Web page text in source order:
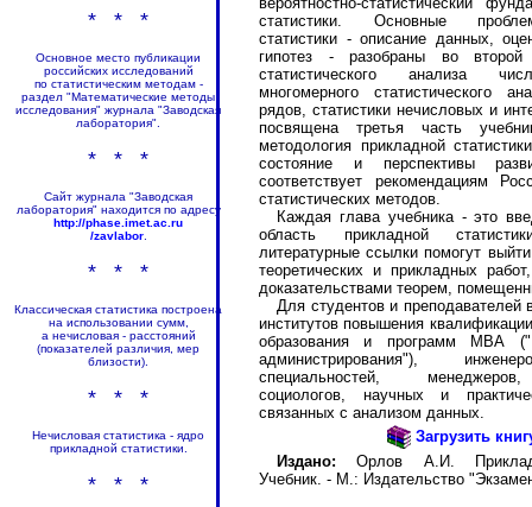
* * *
Основное место публикации
российских исследований
по статистическим методам -
раздел "Математические методы
исследования" журнала "Заводская
лаборатория".
* * *
Сайт журнала "Заводская
лаборатория" находится по адресу
http://phase.imet.ac.ru
/zavlabor.
* * *
Классическая статистика построена
на использовании сумм,
а нечисловая - расстояний
(показателей различия, мер
близости).
* * *
Нечисловая статистика - ядро
прикладной статистики.
* * *
статистики. Основные
статистики - описание данных,
гипотез - разобраны во
статистического анализа
многомерного статистического
рядов, статистики нечисловых и
посвящена третья часть
методология прикладной
состояние и перспективы
соответствует рекомендациям
статистических методов.
Каждая глава учебника - это
область прикладной
литературные ссылки помогут
теоретических и прикладных
доказательствами теорем,
Для студентов и преподавателей
институтов повышения
образования и программ МВА
администрирования"),
специальностей,
социологов, научных и
связанных с анализом данных.
Загрузить
Издано: Орлов А.И.
Учебник. - М.: Издательство